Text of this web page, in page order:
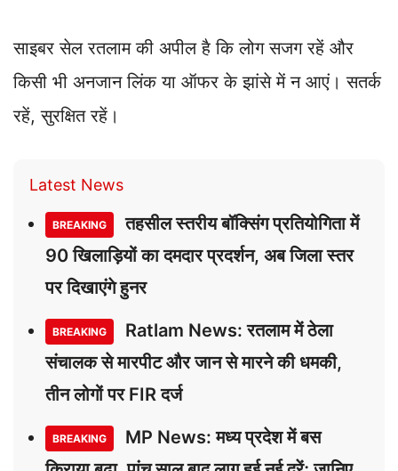
साइबर सेल रतलाम की अपील है कि लोग सजग रहें और
किसी भी अनजान लिंक या ऑफर के झांसे में न आएं। सतर्क
रहें, सुरक्षित रहें।
Latest News
BREAKING
तहसील स्तरीय बॉक्सिंग प्रतियोगिता में
90 खिलाड़ियों का दमदार प्रदर्शन, अब जिला स्तर
पर दिखाएंगे हुनर
BREAKING
Ratlam News: रतलाम में ठेला
संचालक से मारपीट और जान से मारने की धमकी,
तीन लोगों पर FIR दर्ज
BREAKING
MP News: मध्य प्रदेश में बस